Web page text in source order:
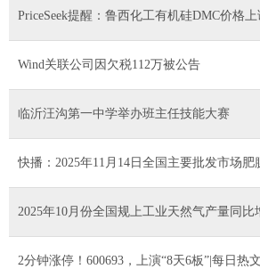
PriceSeek提醒：鲁西化工有机硅DMC价格
Wind关联公司因欠税112万被公告
临沂汪沟第一中学举办班主任技能大赛
快播：2025年11月14日全国主要批发市场肥
2025年10月份全国规上工业天然气产量同比
2分钟涨停！600693，上演“8天6板”|每日热文